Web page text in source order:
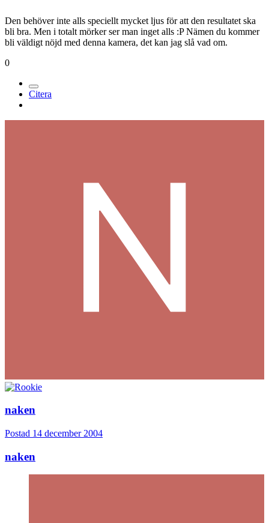
Den behöver inte alls speciellt mycket ljus för att den resultatet ska
bli bra. Men i totalt mörker ser man inget alls :P Nämen du kommer
bli väldigt nöjd med denna kamera, det kan jag slå vad om.
0
Citera
naken
Postad 14 december 2004
naken